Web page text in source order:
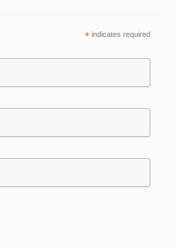
* indicates required